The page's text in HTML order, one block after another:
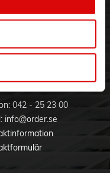
& Felleverans
042 - 25 23 00
info@order.se